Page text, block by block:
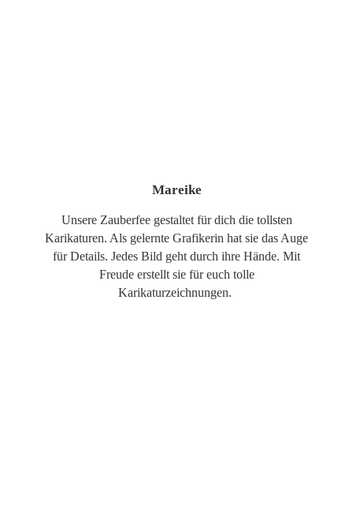
Mareike
Unsere Zauberfee gestaltet für dich die tollsten
Karikaturen. Als gelernte Grafikerin hat sie das Auge
für Details. Jedes Bild geht durch ihre Hände. Mit
Freude erstellt sie für euch tolle
Karikaturzeichnungen.